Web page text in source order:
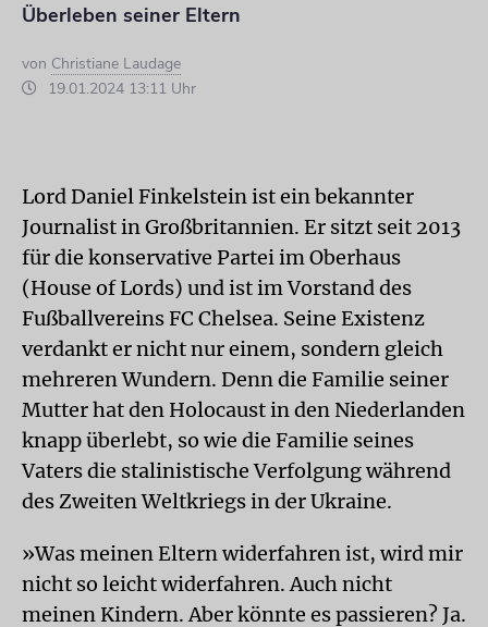
Überleben seiner Eltern
von Christiane Laudage
19.01.2024 13:11 Uhr
Lord Daniel Finkelstein ist ein bekannter
Journalist in Großbritannien. Er sitzt seit 2013
für die konservative Partei im Oberhaus
(House of Lords) und ist im Vorstand des
Fußballvereins FC Chelsea. Seine Existenz
verdankt er nicht nur einem, sondern gleich
mehreren Wundern. Denn die Familie seiner
Mutter hat den Holocaust in den Niederlanden
knapp überlebt, so wie die Familie seines
Vaters die stalinistische Verfolgung während
des Zweiten Weltkriegs in der Ukraine.
»Was meinen Eltern widerfahren ist, wird mir
nicht so leicht widerfahren. Auch nicht
meinen Kindern. Aber könnte es passieren? Ja.